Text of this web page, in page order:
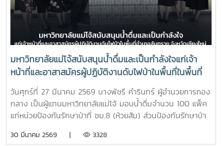
มหาวิทยาลัยแม่โจ้สนับสนุนน้ำดื่มและเป็นกำลังใจแก่เจ้า
หน้าที่และอาสาสมัครผู้ปฏิบัติงานดับไฟป่าในพื้นที่ในพื้นที่
อำเภอสันทราย จังหวัดเชียงใหม่
วันศุกร์ที่ 27 มีนาคม 2569 นางพัชรี คำรินทร์ ผู้อำนวยการกอง
กลาง เป็นผู้แทนมหาวิทยาลัยแม่โจ้ มอบน้ำดื่มจำนวน 100 แพ็ค
แก่หน่วยป้องกันรักษาป่าที่ ชม.8 (ห้วยส้ม) ส่วนป้องกันรักษาป่า
(เชียงใหม่) เพื่อใช้สนับสนุนการปฏิบัติงานของเจ้าหน้าที่ที่ปฏิบัติ
30 มีนาคม 2569 | 3328